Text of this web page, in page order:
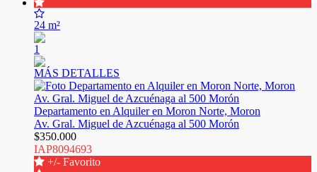
24 m²
1
MÁS DETALLES
Departamento en Alquiler en Moron Norte, Moron
Av. Gral. Miguel de Azcuénaga al 500 Morón
$350.000
IAP8094693
+/- Favorito